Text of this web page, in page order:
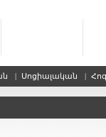
| Սոցիալական |